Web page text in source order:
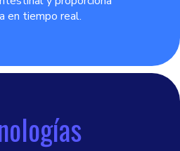
en tiempo real.